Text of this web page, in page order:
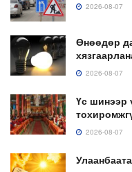
2026-08-07
Өнөөдөр
2026-08-07
Үс шинээр
2026-08-07